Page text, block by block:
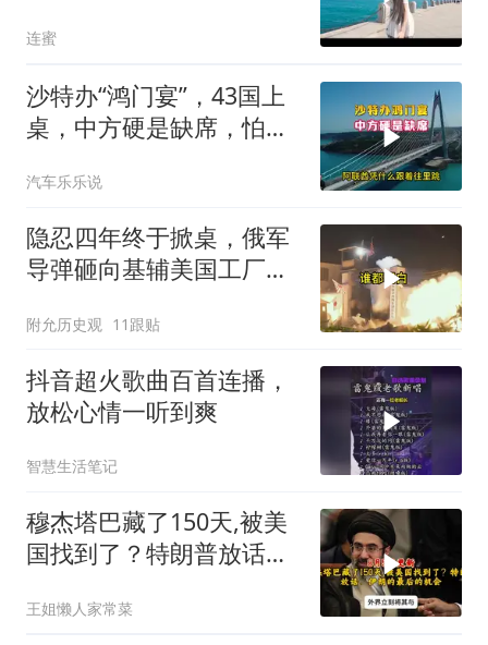
连蜜
沙特办“鸿门宴”，43国上
桌，中方硬是缺席，怕得
汽车乐乐说
隐忍四年终于掀桌，俄军
导弹砸向基辅美国工厂，
附允历史观 11跟贴
抖音超火歌曲百首连播，
放松心情一听到爽
智慧生活笔记
穆杰塔巴藏了150天,被美
国找到了？特朗普放话：
王姐懒人家常菜